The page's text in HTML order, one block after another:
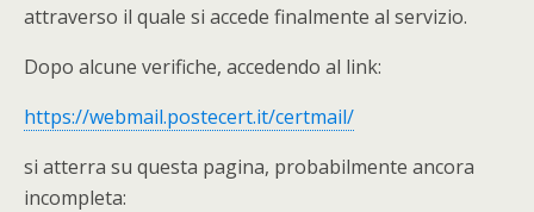
attraverso il quale si accede finalmente al servizio.
Dopo alcune verifiche, accedendo al link:
https://webmail.postecert.it/certmail/
si atterra su questa pagina, probabilmente ancora
incompleta: